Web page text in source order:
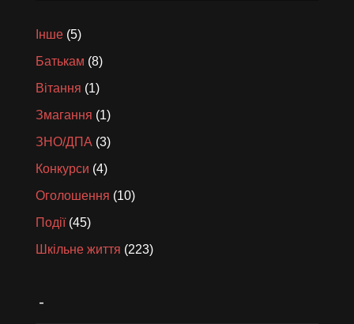
Інше (5)
Батькам (8)
Вітання (1)
Змагання (1)
ЗНО/ДПА (3)
Конкурси (4)
Оголошення (10)
Події(45)
Шкільне життя (223)
_